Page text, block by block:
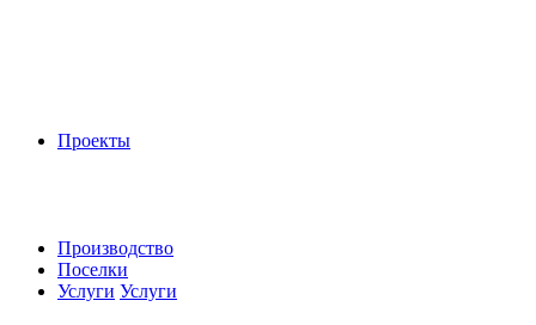
Проекты
Производство
Поселки
Услуги Услуги